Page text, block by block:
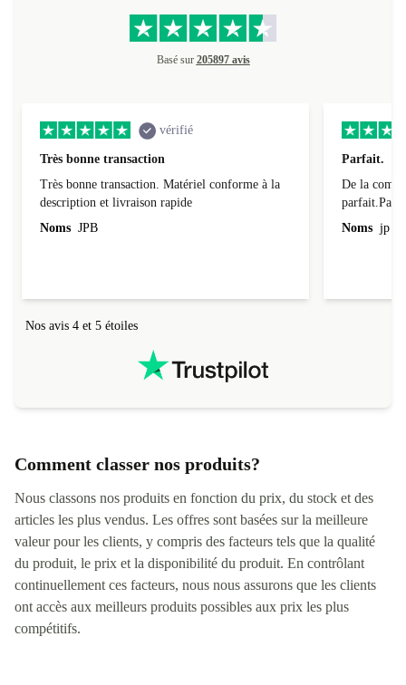
Basé sur 205897 avis
vérifié
Très bonne transaction
Très bonne transaction. Matériel conforme à la
description et livraison rapide
Noms JPB
Parfait.
De la
Noms jp
Nos avis 4 et 5 étoiles
Comment classer nos produits?
Nous classons nos produits en fonction du prix, du stock et des
articles les plus vendus. Les offres sont basées sur la meilleure
valeur pour les clients, y compris des facteurs tels que la qualité
du produit, le prix et la disponibilité du produit. En contrôlant
continuellement ces facteurs, nous nous assurons que les clients
ont accès aux meilleurs produits possibles aux prix les plus
compétitifs.